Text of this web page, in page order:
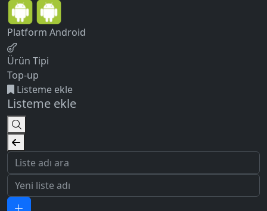
Platform Android
Ürün Tipi
Top-up
Listeme ekle
Listeme ekle